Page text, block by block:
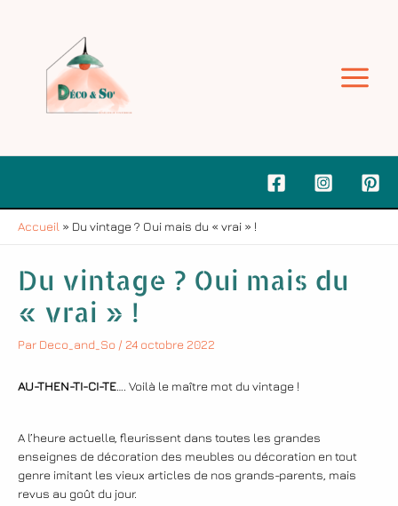
Accueil » Du vintage ? Oui mais du « vrai » !
Du vintage ? Oui mais du
« vrai » !
Par Deco_and_So / 24 octobre 2022
AU-THEN-TI-CI-TE…. Voilà le maître mot du vintage !
A l’heure actuelle, fleurissent dans toutes les grandes
enseignes de décoration des meubles ou décoration en tout
genre imitant les vieux articles de nos grands-parents, mais
revus au goût du jour.